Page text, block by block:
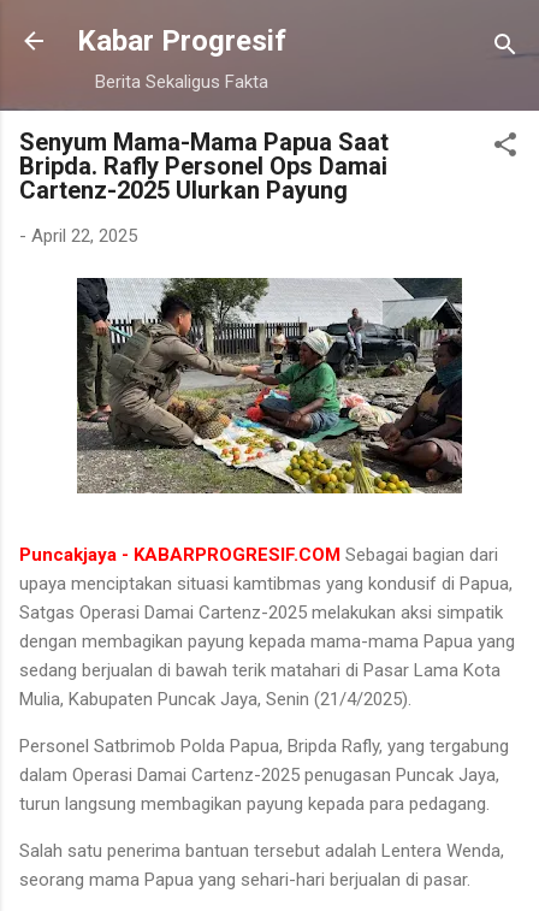
Langsung ke konten utama
Kabar Progresif
Berita Sekaligus Fakta
Senyum Mama-Mama Papua Saat
Bripda. Rafly Personel Ops Damai
Cartenz-2025 Ulurkan Payung
- April 22, 2025
Puncakjaya - KABARPROGRESIF.COM Sebagai bagian dari
upaya menciptakan situasi kamtibmas yang kondusif di Papua,
Satgas Operasi Damai Cartenz-2025 melakukan aksi simpatik
dengan membagikan payung kepada mama-mama Papua yang
sedang berjualan di bawah terik matahari di Pasar Lama Kota
Mulia, Kabupaten Puncak Jaya, Senin (21/4/2025).
Personel Satbrimob Polda Papua, Bripda Rafly, yang tergabung
dalam Operasi Damai Cartenz-2025 penugasan Puncak Jaya,
turun langsung membagikan payung kepada para pedagang.
Salah satu penerima bantuan tersebut adalah Lentera Wenda,
seorang mama Papua yang sehari-hari berjualan di pasar.